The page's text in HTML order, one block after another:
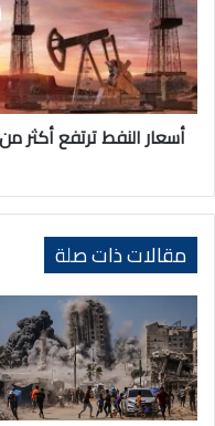
من
6%
بعد
إعلان
ترامب
انتهاء
إيران
مقالات ذات صلة